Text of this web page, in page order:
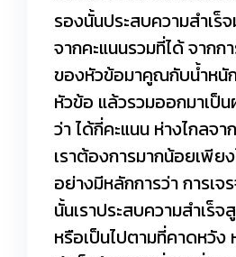
รองนั้นประสบความสำเร็
จากคะแนนรวมที่ได้ จาก
ของหัวข้อมาคูณกับน้ำหนัก
หัวข้อ แล้วรวมออกมาเป็
ว่า ได้กี่คะแนน ห่างไกลจ
เราต้องการมากน้อยเพีย
อย่างมีหลักการว่า การเ
นั้นเราประสบความสำเร็
หรือเป็นไปตามที่คาดหวัง